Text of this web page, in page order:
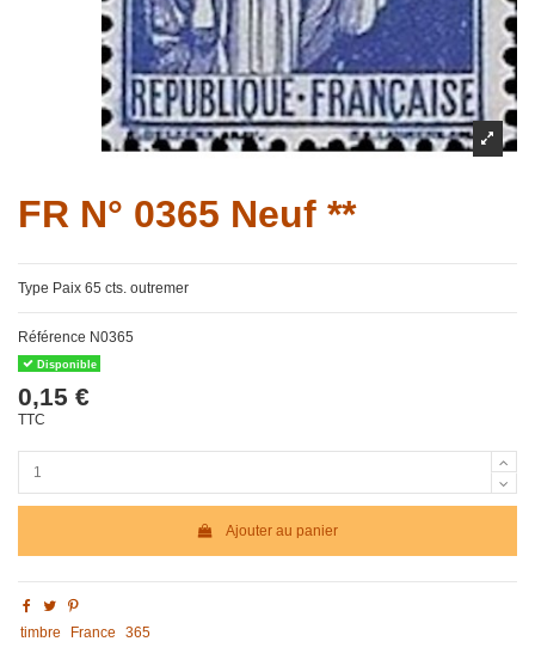
FR N° 0365 Neuf **
Type Paix 65 cts. outremer
Référence N0365
Disponible
0,15 €
TTC
Ajouter au panier
timbre France 365